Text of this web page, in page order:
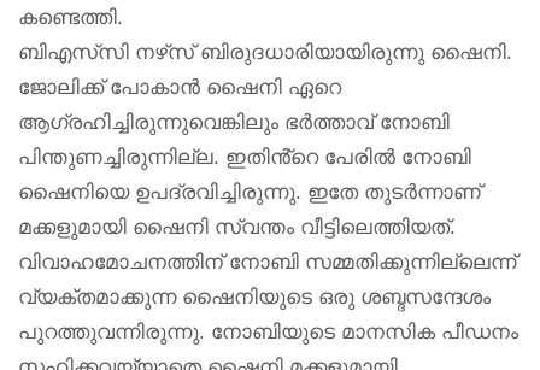
കണ്ടെത്തി.
ബിഎസ്‌സി നഴ്‌സ് ബിരുദധാരിയായിരുന്നു ഷൈനി.
ജോലിക്ക് പോകാൻ ഷൈനി ഏറെ
ആഗ്രഹിച്ചിരുന്നുവെങ്കിലും ഭർത്താവ് നോബി
പിന്തുണച്ചിരുന്നില്ല. ഇതിൻ്റെ പേരിൽ നോബി
ഷൈനിയെ ഉപദ്രവിച്ചിരുന്നു. ഇതേ തുടർന്നാണ്
മക്കളുമായി ഷൈനി സ്വന്തം വീട്ടിലെത്തിയത്.
വിവാഹമോചനത്തിന് നോബി സമ്മതിക്കുന്നില്ലെന്ന്
വ്യക്തമാക്കുന്ന ഷൈനിയുടെ ഒരു ശബ്ദസന്ദേശം
പുറത്തുവന്നിരുന്നു. നോബിയുടെ മാനസിക പീഡനം